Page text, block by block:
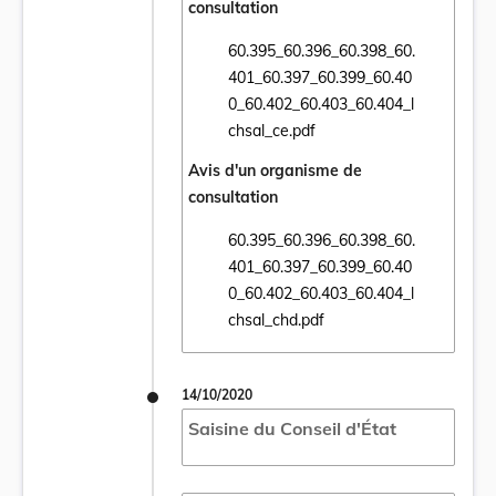
consultation
60.395_60.396_60.398_60.
401_60.397_60.399_60.40
0_60.402_60.403_60.404_l
chsal_ce.pdf
Ouvrir le document
Avis d'un organisme de
consultation
60.395_60.396_60.398_60.
401_60.397_60.399_60.40
0_60.402_60.403_60.404_l
chsal_chd.pdf
Ouvrir le document
14/10/2020
Saisine du Conseil d'État